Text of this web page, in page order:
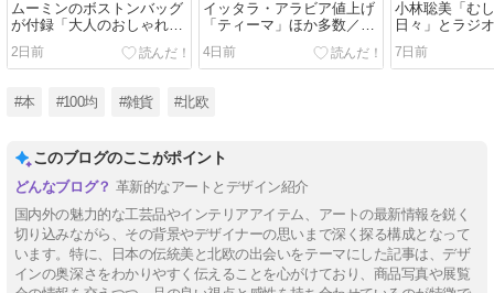
ムーミンのボストンバッグ
が付録「大人のおしゃれ手
帖」9月号
2日前
イッタラ・アラビア値上げ
「ティーマ」ほか多数／9
月1日から
4日前
小林聡美「む
日々」とラジ
じかん」のこと
7日前
#本 #100均 #雑貨 #北欧
このブログのここがポイント
革新的なアートとデザイン紹介
国内外の魅力的な工芸品やインテリアアイテム、アートの最新情報を鋭く
切り込みながら、その背景やデザイナーの思いまで深く探る構成となって
います。特に、日本の伝統美と北欧の出会いをテーマにした記事は、デザ
インの奥深さをわかりやすく伝えることを心がけており、商品写真や展覧